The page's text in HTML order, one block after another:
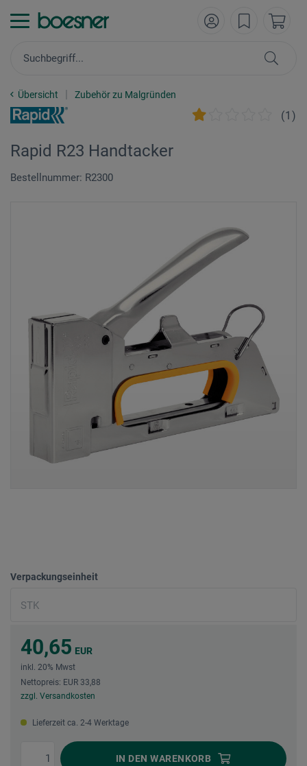
Übersicht Zubehör zu Malgründen
(1 )
Rapid R23 Handtacker
Bestellnummer: R2300
Verpackungseinheit
40,65 EUR
inkl. 20% Mwst
Nettopreis: EUR 33,88
zzgl. Versandkosten
Lieferzeit ca. 2-4 Werktage
IN DEN WARENKORB